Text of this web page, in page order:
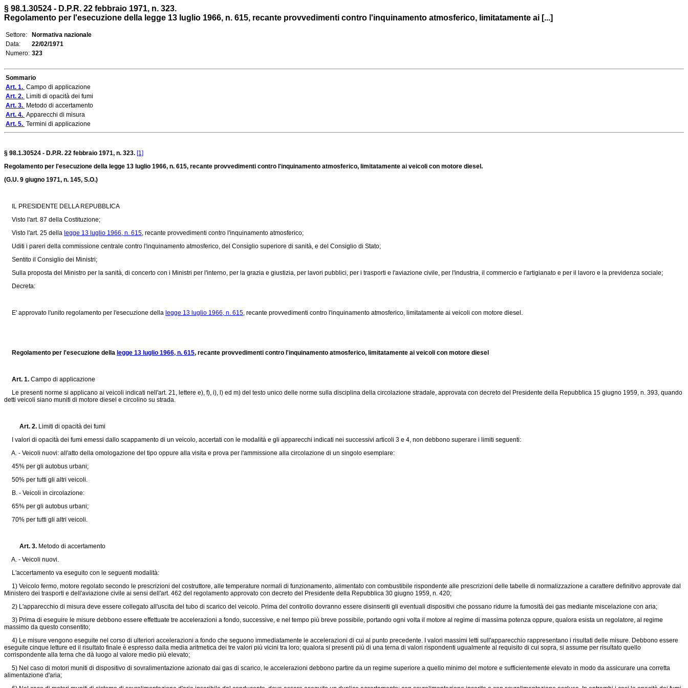
§ 98.1.30524 - D.P.R. 22 febbraio 1971, n. 323.
Regolamento per l'esecuzione della legge 13 luglio 1966, n. 615, recante provvedimenti contro l'inquinamento atmosferico, limitatamente ai [...]
Settore:
Normativa nazionale
Data:
22/02/1971
Numero: 323
Sommario
Art. 1. Campo di applicazione
Art. 2. Limiti di opacità dei fumi
Art. 3. Metodo di accertamento
Art. 4. Apparecchi di misura
Art. 5. Termini di applicazione
§ 98.1.30524 - D.P.R. 22 febbraio 1971, n. 323. [1]
Regolamento per l'esecuzione della legge 13 luglio 1966, n. 615, recante provvedimenti contro l'inquinamento atmosferico, limitatamente ai veicoli con motore diesel.
(G.U. 9 giugno 1971, n. 145, S.O.)
IL PRESIDENTE DELLA REPUBBLICA
Visto l'art. 87 della Costituzione;
Visto l'art. 25 della legge 13 luglio 1966, n. 615, recante provvedimenti contro l'inquinamento atmosferico;
Uditi i pareri della commissione centrale contro l'inquinamento atmosferico, del Consiglio superiore di sanità, e del Consiglio di Stato;
Sentito il Consiglio dei Ministri;
Sulla proposta del Ministro per la sanità, di concerto con i Ministri per l'interno, per la grazia e giustizia, per lavori pubblici, per i trasporti e l'aviazione civile, per l'industria, il commercio e l'artigianato e per il lavoro e la previdenza sociale;
Decreta:
E' approvato l'unito regolamento per l'esecuzione della legge 13 luglio 1966, n. 615, recante provvedimenti contro l'inquinamento atmosferico, limitatamente ai veicoli con motore diesel.
Regolamento per l'esecuzione della legge 13 luglio 1966, n. 615, recante provvedimenti contro l'inquinamento atmosferico, limitatamente ai veicoli con motore diesel
Art. 1. Campo di applicazione
Le presenti norme si applicano ai veicoli indicati nell'art. 21, lettere e), f), i), l) ed m) del testo unico delle norme sulla disciplina della circolazione stradale, approvata con decreto del Presidente della Repubblica 15 giugno 1959, n. 393, quando
detti veicoli siano muniti di motore diesel e circolino su strada.
Art. 2. Limiti di opacità dei fumi
I valori di opacità dei fumi emessi dallo scappamento di un veicolo, accertati con le modalità e gli apparecchi indicati nei successivi articoli 3 e 4, non debbono superare i limiti seguenti:
A. - Veicoli nuovi: all'atto della omologazione del tipo oppure alla visita e prova per l'ammissione alla circolazione di un singolo esemplare:
45% per gli autobus urbani;
50% per tutti gli altri veicoli.
B. - Veicoli in circolazione:
65% per gli autobus urbani;
70% per tutti gli altri veicoli.
Art. 3. Metodo di accertamento
A. - Veicoli nuovi.
L'accertamento va eseguito con le seguenti modalità:
1) Veicolo fermo, motore regolato secondo le prescrizioni del costruttore, alle temperature normali di funzionamento, alimentato con combustibile rispondente alle prescrizioni delle tabelle di normalizzazione a carattere definitivo approvate dal
Ministero dei trasporti e dell'aviazione civile ai sensi dell'art. 462 del regolamento approvato con decreto del Presidente della Repubblica 30 giugno 1959, n. 420;
2) L'apparecchio di misura deve essere collegato all'uscita del tubo di scarico del veicolo. Prima del controllo dovranno essere disinseriti gli eventuali dispositivi che possano ridurre la fumosità dei gas mediante miscelazione con aria;
3) Prima di eseguire le misure debbono essere effettuate tre accelerazioni a fondo, successive, e nel tempo più breve possibile, portando ogni volta il motore al regime di massima potenza oppure, qualora esista un regolatore, al regime
massimo da questo consentito;
4) Le misure vengono eseguite nel corso di ulteriori accelerazioni a fondo che seguono immediatamente le accelerazioni di cui al punto precedente. I valori massimi letti sull'apparecchio rappresentano i risultati delle misure. Debbono essere
eseguite cinque letture ed il risultato finale è espresso dalla media aritmetica dei tre valori più vicini tra loro; qualora si presenti più di una terna di valori rispondenti ugualmente al requisito di cui sopra, si assume per risultato quello
corrispondente alla terna che dà luogo al valore medio più elevato;
5) Nel caso di motori muniti di dispositivo di sovralimentazione azionato dai gas di scarico, le accelerazioni debbono partire da un regime superiore a quello minimo del motore e sufficientemente elevato in modo da assicurare una corretta
alimentazione d'aria;